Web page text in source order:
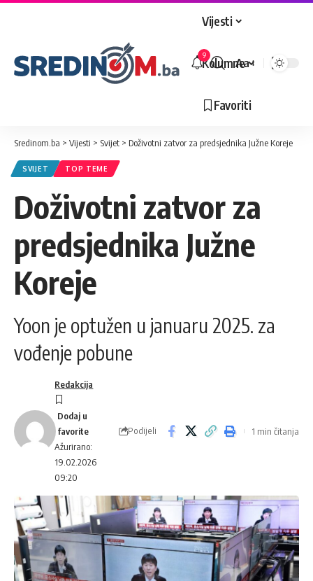
Vijesti
Kolumne
Favoriti
9
Veličina
Aa
Sredinom.ba > Vijesti > Svijet > Doživotni zatvor za predsjednika Južne Koreje
SVIJET TOP TEME
Doživotni zatvor za
predsjednika Južne
Koreje
Yoon je optužen u januaru 2025. za
vođenje pobune
Ažurirano:
19.02.2026
09:20
Redakcija
Podijeli 1 min čitanja